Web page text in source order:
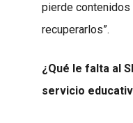
pierde
recuperarlos”.
¿Qué le falta al
servicio